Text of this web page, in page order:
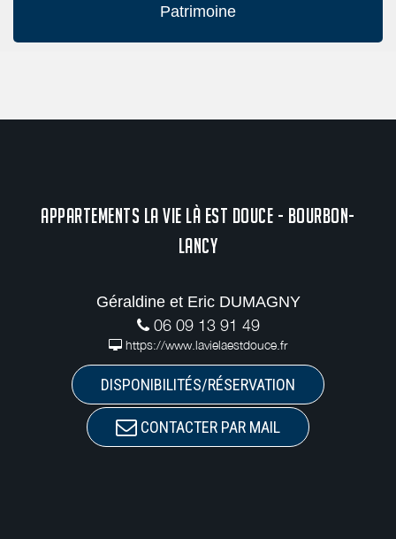
Patrimoine
APPARTEMENTS LA VIE LÀ EST DOUCE - BOURBON-
LANCY
Géraldine et Eric DUMAGNY
06 09 13 91 49
https://www.lavielaestdouce.fr
DISPONIBILITÉS/RÉSERVATION
CONTACTER PAR MAIL